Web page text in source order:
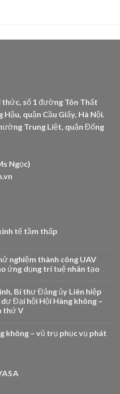
số 1 đường Tôn Thất
quận Cầu Giấy, Hà Nội.
Trung Liệt, quận Đống
Ngọc)
tế tầm thấp
nghiệm thành công UAV
ứng dụng trí tuệ nhân tạo
Bí thư Đảng ủy Liên hiệp
Đại hội Hội Hàng không –
thứ V
không – vũ trụ phục vụ phát